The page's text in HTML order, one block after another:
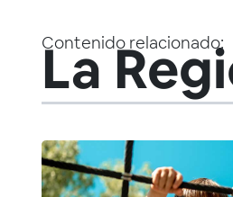
Contenido relacionado:
La